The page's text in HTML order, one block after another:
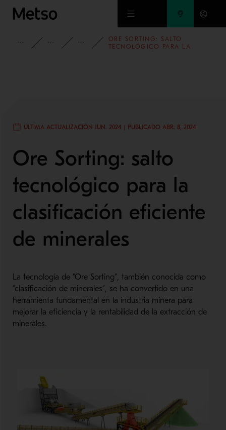
Ir al contenido principal
INFORMACIÓN
BLOG BLOG DE MINERÍA Y METALES
ORE SORTING: SALTO
TECNOLÓGICO PARA LA
ÚLTIMA ACTUALIZACIÓN JUN. 2024 | PUBLICADO ABR. 8, 2024
Ore Sorting: salto
tecnológico para la
clasificación eficiente
de minerales
La tecnología de ”Ore Sorting”, también conocida como
”clasificación de minerales”, se ha convertido en una
herramienta fundamental en la industria minera para
mejorar la eficiencia y la rentabilidad de la extracción de
minerales.